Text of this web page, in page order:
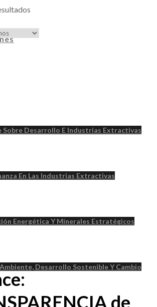
Sobre Desarrollo E Industrias Extractivas
En Las Industrias Extractivas
Energética Y Minerales Estratégicos
Desarrollo Sostenible Y Cambio
los
de